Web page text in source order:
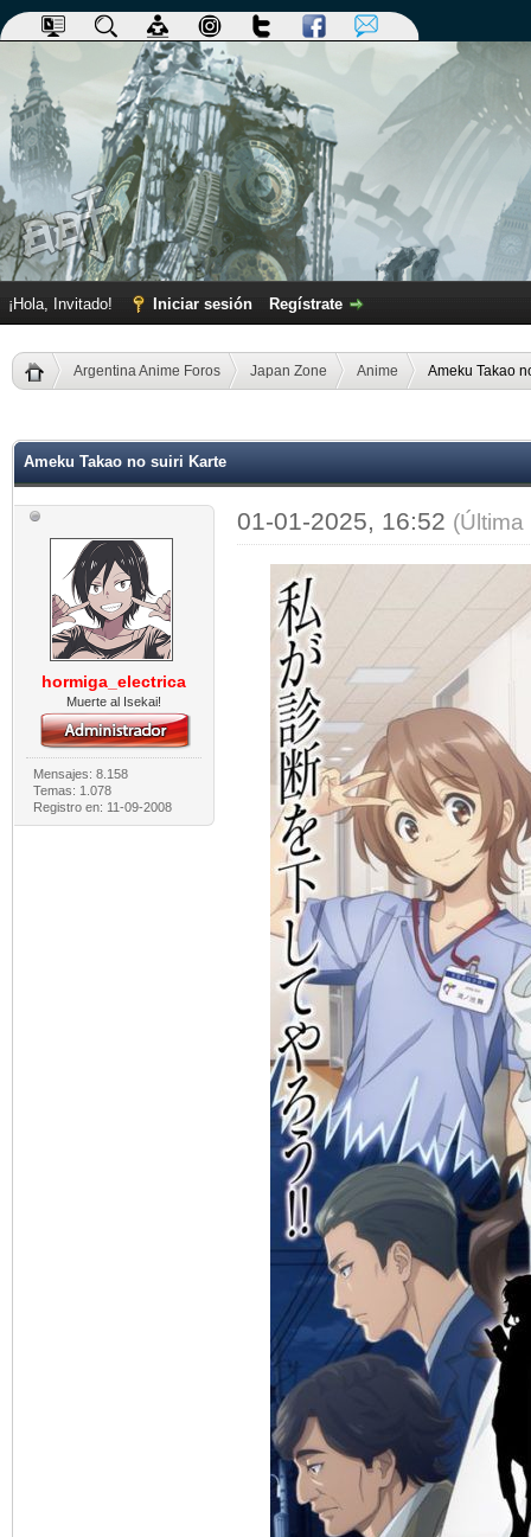
¡Hola, Invitado! Iniciar sesión Regístrate
Argentina Anime Foros Japan Zone Anime Ameku Takao
Ameku Takao no suiri Karte
hormiga_electrica
Muerte al Isekai!
Mensajes: 8.158
Temas: 1.078
Registro en: 11-09-2008
01-01-2025, 16:52